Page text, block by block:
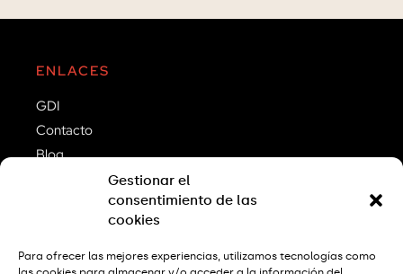
Gestionar el
consentimiento de las
cookies
Para ofrecer las mejores experiencias, utilizamos tecnologías como
ENLACES
GDI
Contacto
Blog
SERVICIOS
Curso Intensivo
Curso Avanzado